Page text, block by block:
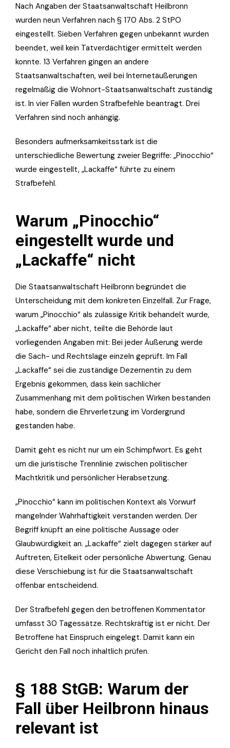
Nach Angaben der Staatsanwaltschaft Heilbronn
wurden neun Verfahren nach § 170 Abs. 2 StPO
eingestellt. Sieben Verfahren gegen unbekannt wurden
beendet, weil kein Tatverdächtiger ermittelt werden
konnte. 13 Verfahren gingen an andere
Staatsanwaltschaften, weil bei Internetäußerungen
regelmäßig die Wohnort-Staatsanwaltschaft zuständig
ist. In vier Fällen wurden Strafbefehle beantragt. Drei
Verfahren sind noch anhängig.
Besonders aufmerksamkeitsstark ist die
unterschiedliche Bewertung zweier Begriffe: „Pinocchio“
wurde eingestellt, „Lackaffe“ führte zu einem
Strafbefehl.
Warum „Pinocchio“
eingestellt wurde und
„Lackaffe“ nicht
Die Staatsanwaltschaft Heilbronn begründet die
Unterscheidung mit dem konkreten Einzelfall. Zur Frage,
warum „Pinocchio“ als zulässige Kritik behandelt wurde,
„Lackaffe“ aber nicht, teilte die Behörde laut
vorliegenden Angaben mit: Bei jeder Äußerung werde
die Sach- und Rechtslage einzeln geprüft. Im Fall
„Lackaffe“ sei die zuständige Dezernentin zu dem
Ergebnis gekommen, dass kein sachlicher
Zusammenhang mit dem politischen Wirken bestanden
habe, sondern die Ehrverletzung im Vordergrund
gestanden habe.
Damit geht es nicht nur um ein Schimpfwort. Es geht
um die juristische Trennlinie zwischen politischer
Machtkritik und persönlicher Herabsetzung.
„Pinocchio“ kann im politischen Kontext als Vorwurf
mangelnder Wahrhaftigkeit verstanden werden. Der
Begriff knüpft an eine politische Aussage oder
Glaubwürdigkeit an. „Lackaffe“ zielt dagegen stärker auf
Auftreten, Eitelkeit oder persönliche Abwertung. Genau
diese Verschiebung ist für die Staatsanwaltschaft
offenbar entscheidend.
Der Strafbefehl gegen den betroffenen Kommentator
umfasst 30 Tagessätze. Rechtskräftig ist er nicht. Der
Betroffene hat Einspruch eingelegt. Damit kann ein
Gericht den Fall noch inhaltlich prüfen.
§ 188 StGB: Warum der
Fall über Heilbronn hinaus
relevant ist